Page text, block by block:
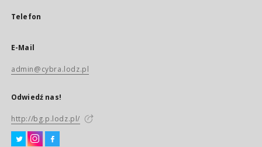
Telefon
E-Mail
admin@cybra.lodz.pl
Odwiedź nas!
http://bg.p.lodz.pl/